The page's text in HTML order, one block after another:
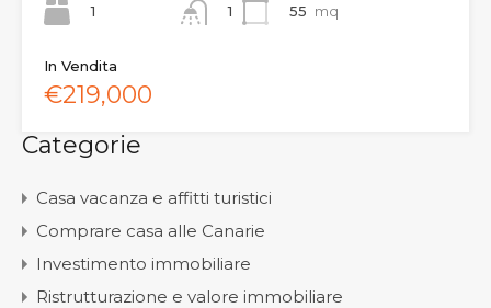
1
1
55 mq
In Vendita
€219,000
Categorie
Casa vacanza e affitti turistici
Comprare casa alle Canarie
Investimento immobiliare
Ristrutturazione e valore immobiliare